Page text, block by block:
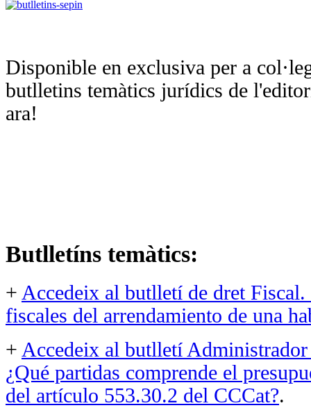
Disponible en exclusiva per a
butlletins temàtics jurídics de
ara!
Butlletíns temàtics:
+ Accedeix al butlletí de dret Fiscal.
fiscales del arrendamiento de una
+ Accedeix al butlletí
¿Qué partidas comprende el
del artículo 553.30.2 del CCCat?.